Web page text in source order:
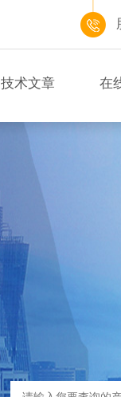
技术文章 在